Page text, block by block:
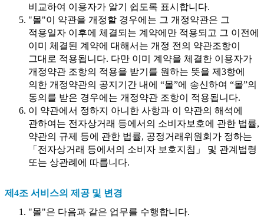
비교하여 이용자가 알기 쉽도록 표시합니다.
"몰"이 약관을 개정할 경우에는 그 개정약관은 그
적용일자 이후에 체결되는 계약에만 적용되고 그 이전에
이미 체결된 계약에 대해서는 개정 전의 약관조항이
그대로 적용됩니다. 다만 이미 계약을 체결한 이용자가
개정약관 조항의 적용을 받기를 원하는 뜻을 제3항에
의한 개정약관의 공지기간 내에 “몰”에 송신하여 “몰”의
동의를 받은 경우에는 개정약관 조항이 적용됩니다.
이 약관에서 정하지 아니한 사항과 이 약관의 해석에
관하여는 전자상거래 등에서의 소비자보호에 관한 법률,
약관의 규제 등에 관한 법률, 공정거래위원회가 정하는
「전자상거래 등에서의 소비자 보호지침」 및 관계법령
또는 상관례에 따릅니다.
제4조 서비스의 제공 및 변경
"몰"은 다음과 같은 업무를 수행합니다.